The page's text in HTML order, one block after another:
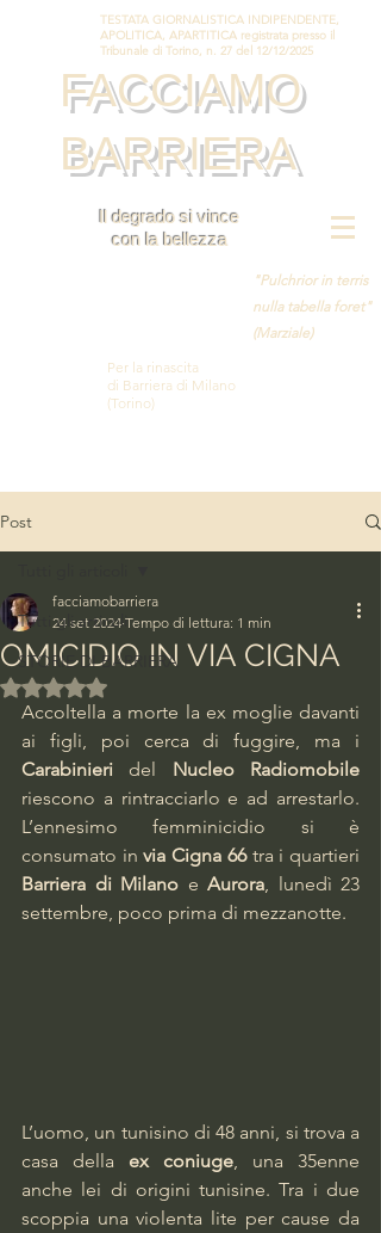
TESTATA GIORNALISTICA INDIPENDENTE,
APOLITICA, APARTITICA registrata presso il
Tribunale di Torino, n. 27 del 12/12/2025
FACCIAMO
BARRIERA
Il degrado si vince
con la bellezza
"Pulchrior in terris
nulla tabella foret"
(Marziale)
Per la rinascita
di Barriera di Milano
(Torino)
Post
Tutti gli articoli
STORIE DI BARRIERA
OMICIDIO IN VIA CIGNA
facciamobarriera
24 set 2024 Tempo di lettura: 1 min
Valutazione NaN stelle su 5.
Accoltella a morte la ex moglie davanti
Carabinieri del Nucleo Radiomobile
riescono a rintracciarlo e ad arrestarlo.
L’ennesimo femminicidio si è
consumato in via Cigna 66
Barriera di Milano e Aurora, lunedì 23
settembre, poco prima di mezzanotte.
L’uomo, un tunisino di 48 anni, si trova a
casa della ex coniuge , una 35enne
anche lei di origini tunisine. Tra i due
scoppia una violenta lite per cause da